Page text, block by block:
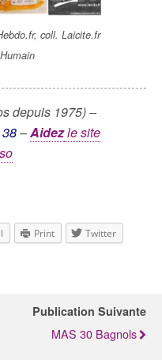
coll. Laicite.fr
depuis 1975) –
–Aidezle site
Print Twitter
Publication Suivante
MAS 30 Bagnols